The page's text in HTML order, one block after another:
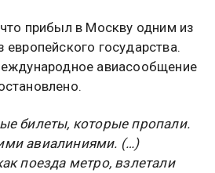
прибыл в Москву одним из
европейского государства.
авиасообщение
билеты, которые пропали.
авиалиниями. (…)
поезда метро, взлетали